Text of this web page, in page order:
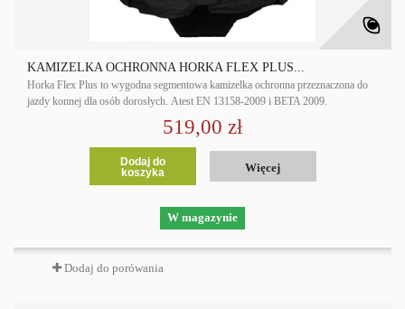
KAMIZELKA OCHRONNA HORKA FLEX PLUS...
Horka Flex Plus to wygodna segmentowa kamizelka ochronna przeznaczona do
jazdy konnej dla osób dorosłych. Atest EN 13158-2009 i BETA 2009.
519,00 zł
Dodaj do
koszyka
Więcej
W magazynie
Dodaj do porówania